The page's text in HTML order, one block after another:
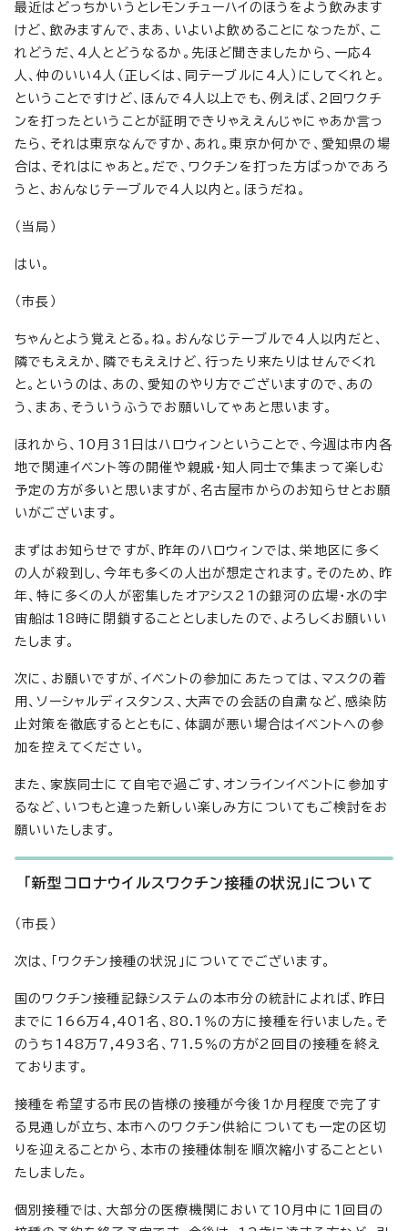
最近はどっちかいうとレモンチューハイのほうをよう飲みます
けど、飲みますんで、まあ、いよいよ飲めることになったが、こ
れどうだ、4人とどうなるか。先ほど聞きましたから、一応4
人、仲のいい4人（正しくは、同テーブルに4人）にしてくれと。
ということですけど、ほんで4人以上でも、例えば、2回ワクチ
ンを打ったということが証明できりゃええんじゃにゃあか言っ
たら、それは東京なんですか、あれ。東京か何かで、愛知県の場
合は、それはにゃあと。だで、ワクチンを打った方ばっかであろ
うと、おんなじテーブルで4人以内と。ほうだね。
（当局）
はい。
（市長）
ちゃんとよう覚えとる。ね。おんなじテーブルで4人以内だと、
隣でもええか、隣でもええけど、行ったり来たりはせんでくれ
と。というのは、あの、愛知のやり方でございますので、あの
う、まあ、そういうふうでお願いしてゃあと思います。
ほれから、10月31日はハロウィンということで、今週は市内各
地で関連イベント等の開催や親戚・知人同士で集まって楽しむ
予定の方が多いと思いますが、名古屋市からのお知らせとお願
いがございます。
まずはお知らせですが、昨年のハロウィンでは、栄地区に多く
の人が殺到し、今年も多くの人出が想定されます。そのため、昨
年、特に多くの人が密集したオアシス21の銀河の広場・水の宇
宙船は18時に閉鎖することとしましたので、よろしくお願いい
たします。
次に、お願いですが、イベントの参加にあたっては、マスクの着
用、ソーシャルディスタンス、大声での会話の自粛など、感染防
止対策を徹底するとともに、体調が悪い場合はイベントへの参
加を控えてください。
また、家族同士にて自宅で過ごす、オンラインイベントに参加す
るなど、いつもと違った新しい楽しみ方についてもご検討をお
願いいたします。
「新型コロナウイルスワクチン接種の状況」について
（市長）
次は、「ワクチン接種の状況」についてでございます。
国のワクチン接種記録システムの本市分の統計によれば、昨日
までに166万4,401名、80.1％の方に接種を行いました。そ
のうち148万7,493名、71.5％の方が2回目の接種を終え
ております。
接種を希望する市民の皆様の接種が今後1か月程度で完了す
る見通しが立ち、本市へのワクチン供給についても一定の区切
りを迎えることから、本市の接種体制を順次縮小することとい
たしました。
個別接種では、大部分の医療機関において10月中に1回目の